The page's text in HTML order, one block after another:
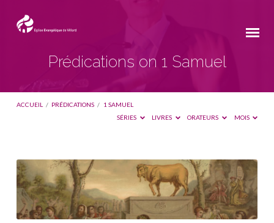
Prédications on 1 Samuel
ACCUEIL / PRÉDICATIONS / 1 SAMUEL
SÉRIES
LIVRES ORATEURS MOIS
Prédications
on
1
Samuel